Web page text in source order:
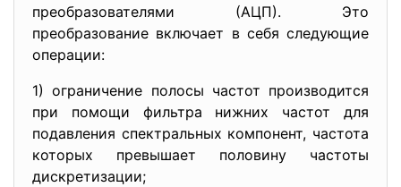
преобразователями (АЦП). Это
преобразование включает в себя следующие
операции:
1) ограничение полосы частот производится
при помощи фильтра нижних частот для
подавления спектральных компонент, частота
которых превышает половину частоты
дискретизации;